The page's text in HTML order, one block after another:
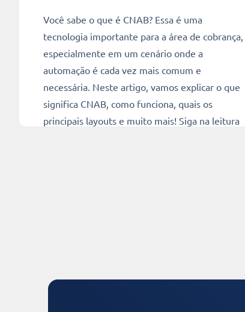
Você sabe o que é CNAB? Essa é uma
tecnologia importante para a área de cobrança,
especialmente em um cenário onde a
automação é cada vez mais comum e
necessária. Neste artigo, vamos explicar o que
significa CNAB, como funciona, quais os
principais layouts e muito mais! Siga na leitura